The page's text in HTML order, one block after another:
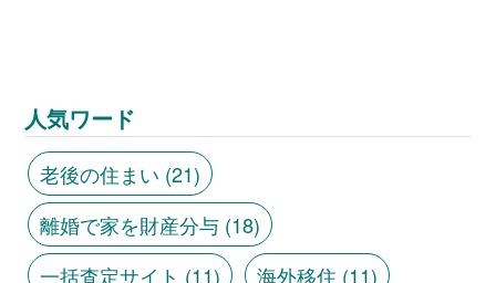
人気ワード
老後の住まい (21)
離婚で家を財産分与(18)
一括査定サイト (11) 海外移住 (11)